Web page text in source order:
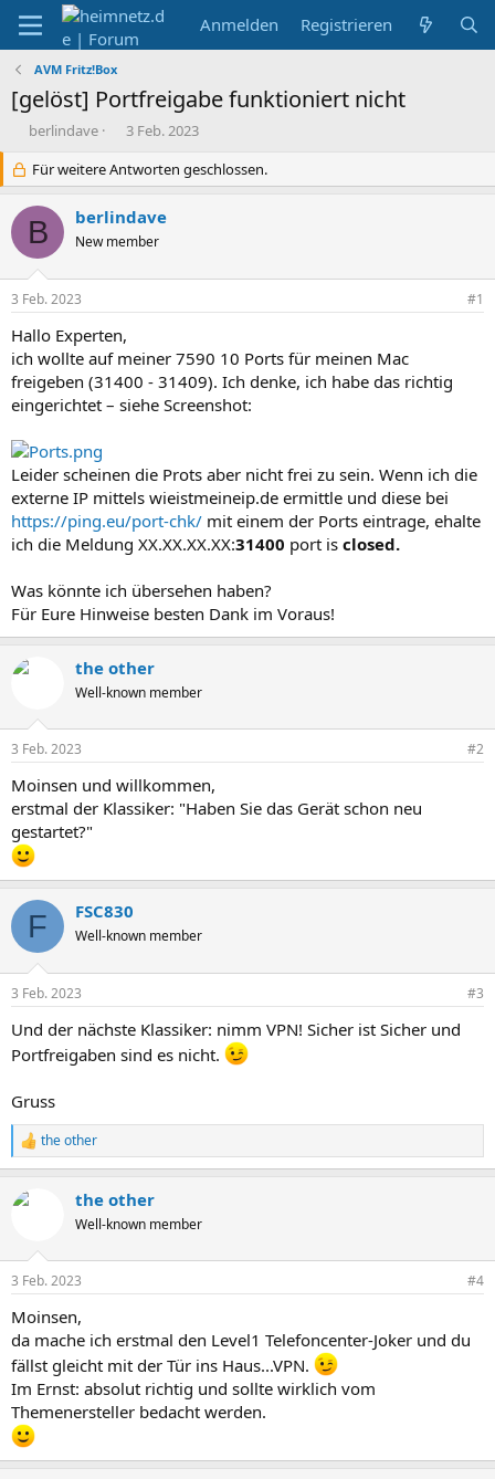
Anmelden Registrieren
AVM Fritz!Box
[gelöst] Portfreigabe funktioniert nicht
E
s
t
e
l
e
berlindave
E
s
t
l
l
m
3 Feb. 2023
Für weitere Antworten geschlossen.
B berlindave
New member
3 Feb. 2023 #1
Hallo Experten,
ich wollte auf meiner 7590 10 Ports für meinen Mac
freigeben (31400 - 31409). Ich denke, ich habe das richtig
eingerichtet – siehe Screenshot:
Leider scheinen die Prots aber nicht frei zu sein. Wenn ich die
externe IP mittels wieistmeineip.de ermittle und diese bei
https://ping.eu/port-chk/ mit einem der Ports eintrage, ehalte
ich die Meldung XX.XX.XX.XX:31400 port is closed.
Was könnte ich übersehen haben?
Für Eure Hinweise besten Dank im Voraus!
the other
Well-known member
3 Feb. 2023 #2
Moinsen und willkommen,
erstmal der Klassiker: "Haben Sie das Gerät schon neu
gestartet?"
F FSC830
Well-known member
3 Feb. 2023 #3
Und der nächste Klassiker: nimm VPN! Sicher ist Sicher und
Portfreigaben sind es nicht.
Gruss
R
e
k
e
:
the other
the other
Well-known member
3 Feb. 2023 #4
Moinsen,
da mache ich erstmal den Level1 Telefoncenter-Joker und du
fällst gleicht mit der Tür ins Haus...VPN.
Im Ernst: absolut richtig und sollte wirklich vom
Themenersteller bedacht werden.